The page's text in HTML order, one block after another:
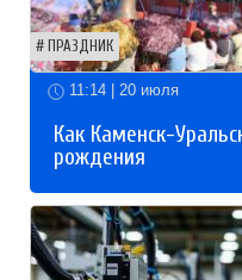
ПРАЗДНИК
11:14 | 20 июля
Как Каменск-
рождения